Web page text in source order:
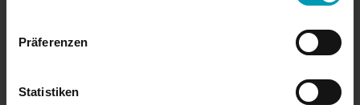
Präferenzen
Statistiken